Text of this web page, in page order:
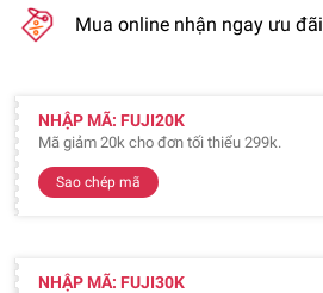
Mua online nhận ngay ưu đãi
NHẬP MÃ: FUJI20K
Mã giảm 20k cho đơn tối thiểu 299k.
Sao chép mã
NHẬP MÃ: FUJI30K